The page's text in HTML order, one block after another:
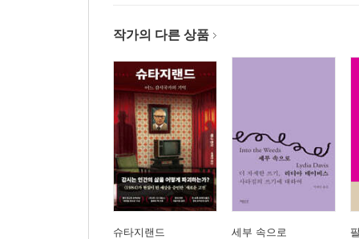
작가의 다른 상품
슈타지랜드 세부 속으로